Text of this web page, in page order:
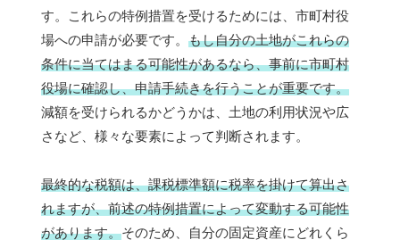
す。これらの特例措置を受けるためには、市町村役
場への申請が必要です。 もし自分の土地がこれらの
条件に当てはまる可能性があるなら、事前に市町村
役場に確認し、申請手続きを行うことが重要です。
減額を受けられるかどうかは、土地の利用状況や広
さなど、様々な要素によって判断されます。
最終的な税額は、課税標準額に税率を掛けて算出さ
れますが、前述の特例措置によって変動する可能性
があります。そのため、自分の固定資産にどれくら